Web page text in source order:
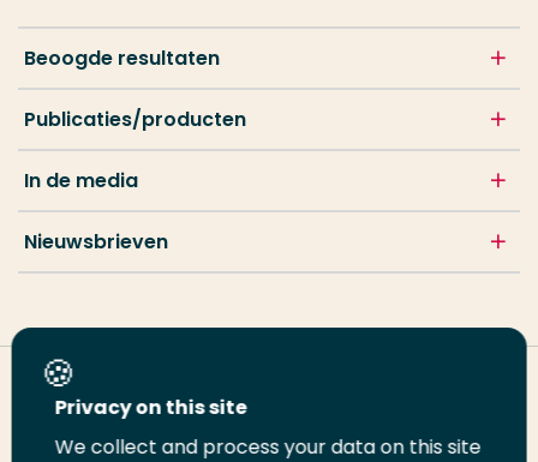
Beoogde resultaten
Publicaties/producten
In de media
Nieuwsbrieven
Deel deze pagina
Privacy on this site
We collect and process your data on this site